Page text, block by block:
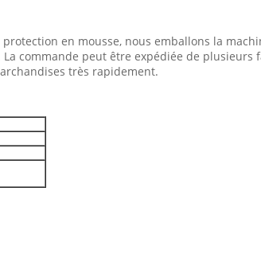
en mousse, nous emballons la
commande peut être expédiée de plusieurs
très rapidement.